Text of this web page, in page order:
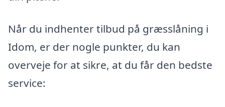
Når du indhenter tilbud på græsslåning i
Idom, er der nogle punkter, du kan
overveje for at sikre, at du får den bedste
service: